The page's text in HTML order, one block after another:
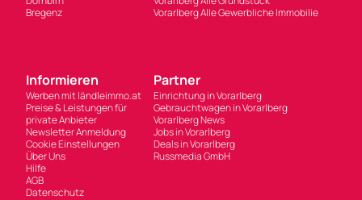
Bregenz
Vorarlberg Alle Gewerbliche Immobilie
Informieren
Werben mit ländleimmo.at
Preise & Leistungen für
private Anbieter
Newsletter Anmeldung
Cookie Einstellungen
Über Uns
Hilfe
AGB
Datenschutz
Partner
Einrichtung in Vorarlberg
Gebrauchtwagen in Vorarlberg
Vorarlberg News
Jobs in Vorarlberg
Deals in Vorarlberg
Russmedia GmbH